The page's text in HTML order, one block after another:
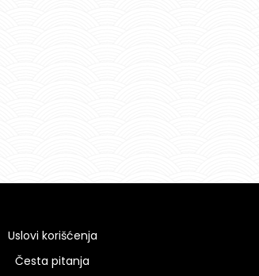
Uslovi korišćenja
Česta pitanja